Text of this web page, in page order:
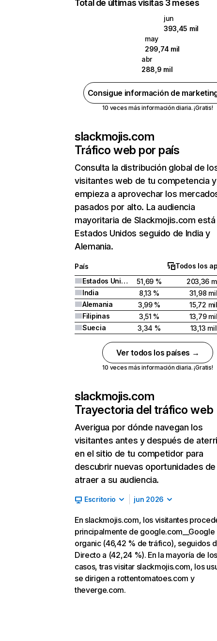
Total de últimas visitas 3 meses
jun
393,45 mil
may
299,74 mil
abr
288,9 mil
Consigue información de
10 veces más información diaria. ¡Gratis!
slackmojis.com
Tráfico web por país
Consulta la distribución global de
visitantes web de tu competencia y
empieza a aprovechar los
pasados por alto. La audiencia
mayoritaria de Slackmojis.com está
Estados Unidos seguido de India y
Alemania.
País
Todos los
Estados Unidos
51,69 %
203,36
India
8,13 %
31,98
Alemania
3,99 %
15,72 mil
Filipinas
3,51 %
13,79
Suecia
3,34 % 13,13 mil
Ver todos los países →
10 veces más información diaria. ¡Gratis!
slackmojis.com
Trayectoria del tráfico web
Averigua por dónde navegan los
visitantes antes y después de
en el sitio de tu competidor para
descubrir nuevas oportunidades de
atraer a su audiencia.
Escritorio jun 2026
En slackmojis.com, los visitantes
principalmente de google.com__Google
organic (46,42 % de tráfico), seguidos
Directo a (42,24 %). En la mayoría de los
casos, tras visitar slackmojis.com, los
se dirigen a rottentomatoes.com y
theverge.com.